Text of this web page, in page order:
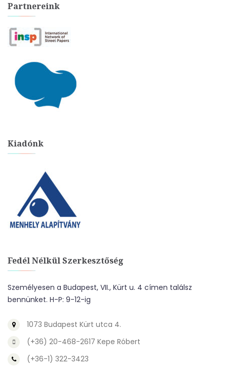
Partnereink
Kiadónk
Fedél Nélkül Szerkesztőség
Személyesen a Budapest, VII., Kürt u. 4 címen találsz
bennünket. H-P: 9-12-ig
1073 Budapest Kürt utca 4.
(+36) 20-468-2617 Kepe Róbert
(+36-1) 322-3423